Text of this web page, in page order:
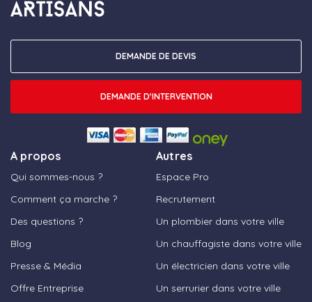
A propos
Qui sommes-nous ?
Comment ça marche ?
Des questions ?
Blog
Presse & Média
Offre Entreprise
Autres
Espace Pro
Recrutement
Un plombier dans votre ville
Un chauffagiste dans votre ville
Un électricien dans votre ville
Un serrurier dans votre ville
DEMANDE DE DEVIS
DEMANDE D'INTERVENTION